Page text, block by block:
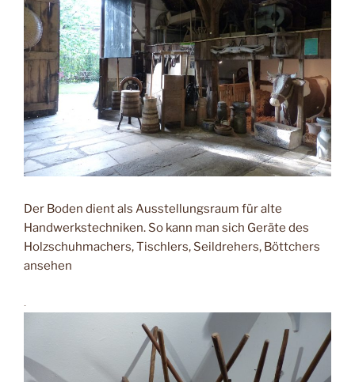
Der Boden dient als Ausstellungsraum für alte
Handwerkstechniken. So kann man sich Geräte des
Holzschuhmachers, Tischlers, Seildrehers, Böttchers
ansehen
.